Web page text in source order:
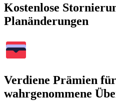
Kostenlose
Planänderungen
Verdiene Prämien
wahrgenommene